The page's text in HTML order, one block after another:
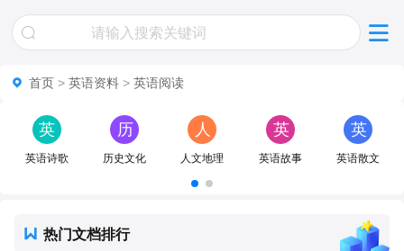
首页 > 英语资料 > 英语阅读
英
语
英语诗歌
历
史
历史文化
人
文
地
人文地理
英
语
英语故事
英
语
英语散文
热门文档排行